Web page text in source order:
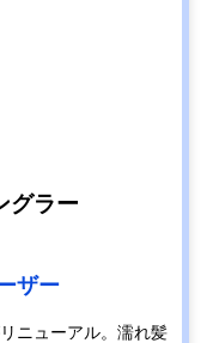
グラー
ザー
ニューアル。濡れ髪